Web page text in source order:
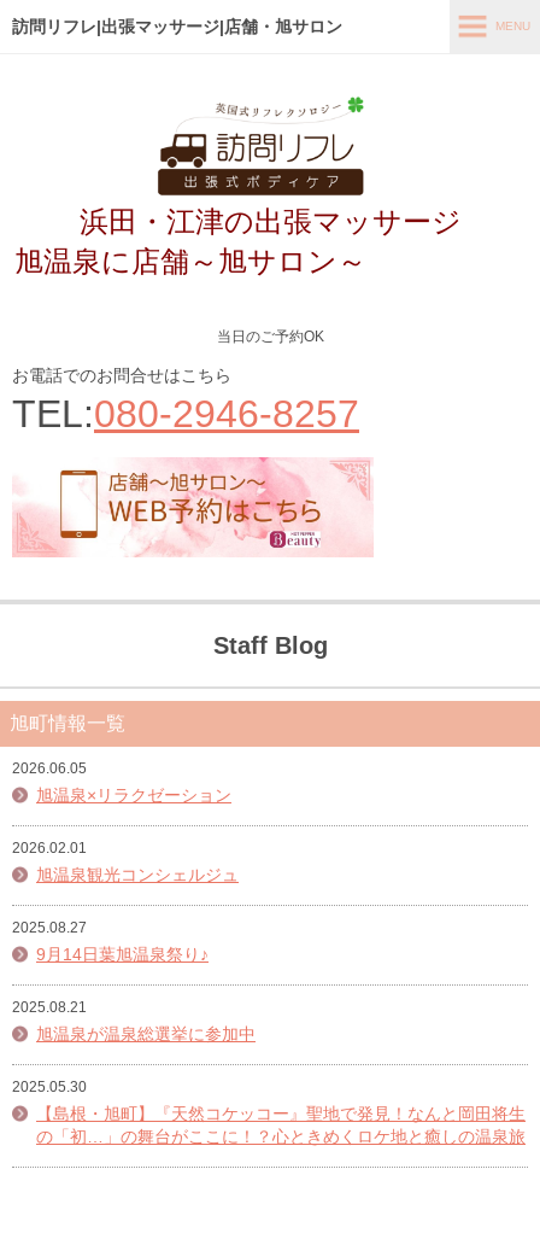
訪問リフレ|出張マッサージ|店舗・旭サロン
浜田・江津の出張マッサージ
旭温泉に店舗～旭サロン～
当日のご予約OK
お電話でのお問合せはこちら
TEL:080-2946-8257
MENU
店舗メニュー～旭サロン～
お客様の声
メディア掲載
あなたの最適なコース診断
Staff Blog
旭町情報一覧
2026.06.05
旭温泉×リラクゼーション
2026.02.01
旭温泉観光コンシェルジュ
2025.08.27
9月14日葉旭温泉祭り♪
2025.08.21
旭温泉が温泉総選挙に参加中
2025.05.30
【島根・旭町】『天然コケッコー』聖地で発見！なんと岡田将生
の「初…」の舞台がここに！？心ときめくロケ地と癒しの温泉旅